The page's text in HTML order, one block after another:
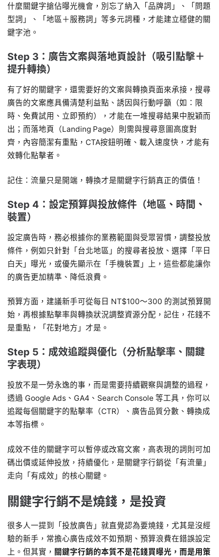
什麼關鍵字搶佔曝光機會，別忘了納入「品牌詞」、「問題
型詞」、「地區＋服務詞」等多元詞種，才能建立穩健的關
鍵字池。
Step 3：廣告文案與落地頁設計（吸引點擊＋
提升轉換）
有了好的關鍵字，還需要好的文案與轉換頁面來承接，搜尋
廣告的文案應具備清楚利益點、誘因與行動呼籲（如：限
時、免費試用、立即預約），才能在一堆搜尋結果中脫穎而
出；而落地頁（Landing Page）則需與搜尋意圖高度對
齊，內容簡潔有重點，CTA按鈕明確、載入速度快，才能有
效轉化點擊者。
記住：流量只是開端，轉換才是關鍵字行銷真正的價值！
Step 4：設定預算與投放條件（地區、時間、
裝置）
設定廣告時，務必根據你的業務範圍與受眾習慣，調整投放
條件，例如只針對「台北地區」的搜尋者投放、選擇「平日
白天」曝光，或優先顯示在「手機裝置」上，這些都能讓你
的廣告更加精準、降低浪費。
預算方面，建議新手可從每日 NT$100～300 的測試預算開
始，再根據點擊率與轉換狀況調整資源分配，記住，花錢不
是重點，「花對地方」才是。
Step 5：成效追蹤與優化（分析點擊率、關鍵
字表現）
投放不是一勞永逸的事，而是需要持續觀察與調整的過程，
透過 Google Ads、GA4、Search Console 等工具，你可以
追蹤每個關鍵字的點擊率（CTR）、廣告品質分數、轉換成
本等指標。
成效不佳的關鍵字可以暫停或改寫文案，高表現的詞則可加
碼出價或延伸投放，持續優化，是關鍵字行銷從「有流量」
走向「有成效」的核心關鍵。
關鍵字行銷不是燒錢，是投資
很多人一提到「投放廣告」就直覺認為要燒錢，尤其是沒經
驗的新手，常擔心廣告成效不如預期、預算浪費在錯誤設定
上。但其實， 關鍵字行銷的本質不是花錢買曝光，而是用策